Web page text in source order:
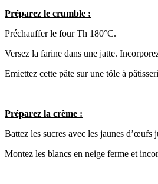
Préparez le crumble :
Préchauffer le four Th 180°C.
Versez la farine dans une jatte.
Emiettez cette pâte sur une tôle à
Préparez la crème :
Battez les sucres avec les jaunes d’œufs
Montez les blancs en neige ferme et